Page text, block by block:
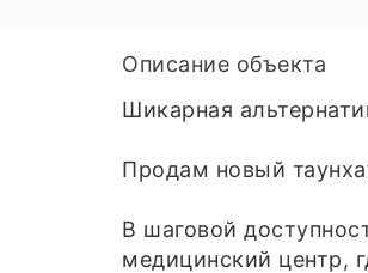
Описание объекта
Шикарная
Продам новый
В шаговой
медицинский центр,